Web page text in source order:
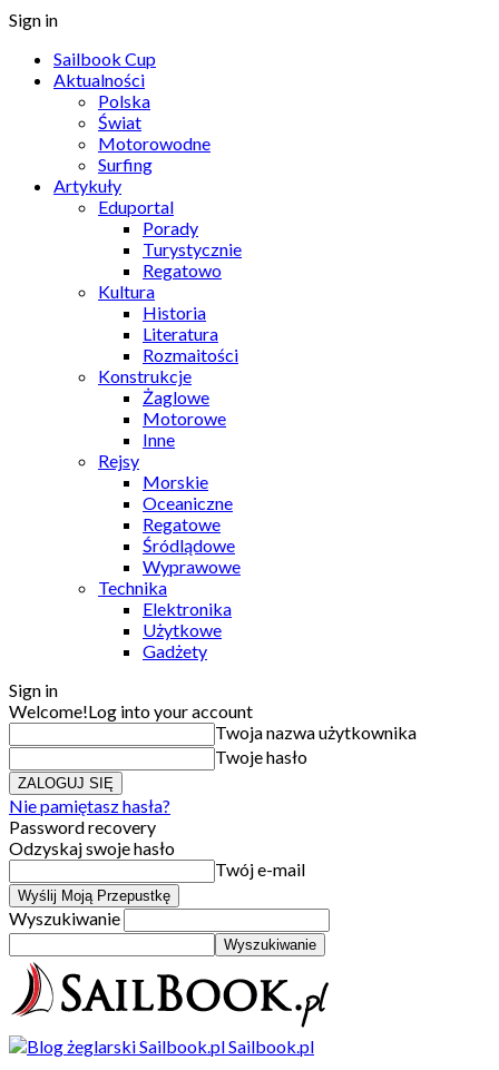
Sign in
Sailbook Cup
Aktualności
Polska
Świat
Motorowodne
Surfing
Artykuły
Eduportal
Porady
Turystycznie
Regatowo
Kultura
Historia
Literatura
Rozmaitości
Konstrukcje
Żaglowe
Motorowe
Inne
Rejsy
Morskie
Oceaniczne
Regatowe
Śródlądowe
Wyprawowe
Technika
Elektronika
Użytkowe
Gadżety
Sign in
Welcome!Log into your account
Twoja nazwa użytkownika
Twoje hasło
Nie pamiętasz hasła?
Password recovery
Odzyskaj swoje hasło
Twój e-mail
Wyszukiwanie
Sailbook.pl